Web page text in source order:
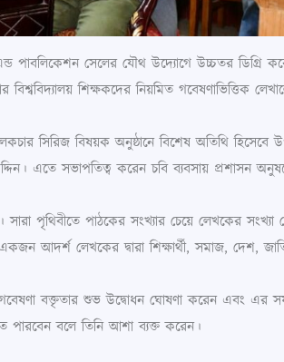
এন্ড পাবলিকেশন সেলের যৌথ উদ্যোগে উচ্চতর
শিক্ষকদের নিয়মিত গবেষণাভিত্তিক
সিরিজ বিষয়ক অনুষ্ঠানে বিশেষ অতিথি হিসেবে
এতে সভাপতিত্ব করেন চবি ব্যবসায়
পৃথিবীতে পাঠকের সংখ্যার চেয়ে লেখকের
আদর্শ লেখকের দ্বারা শিক্ষার্থী, সমাজ, দেশ,
বক্তৃতার শুভ উদ্বোধন ঘোষণা করেন এবং এর
পারবেন বলে তিনি আশা ব্যক্ত করেন।